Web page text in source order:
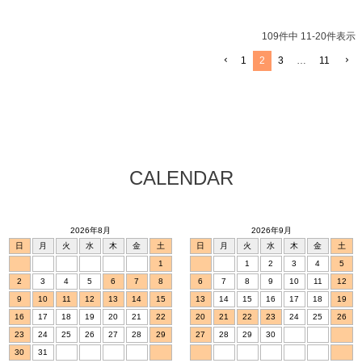
109件中 11-20件表示
1 2 3 … 11
CALENDAR
2026年8月
日
月 火 水 木 金
土
1
2
3 4 5 6 7
8
9
10 11 12 13 14
15
16
17 18 19 20 21
22
23
24 25 26 27 28
29
30
31
2026年9月
日
月 火 水 木 金
土
1
2 3 4
5
6
7 8 9 10 11
12
13
14 15 16 17 18
19
20
21 22 23 24 25
26
27
28 29 30